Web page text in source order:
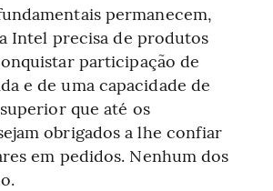
permanecem,
Intel precisa de produtos
participação de
e de uma capacidade de
que até os
obrigados a lhe confiar
em pedidos. Nenhum dos